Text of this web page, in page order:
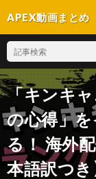
APEX動画まとめ
「キンキ
の心得」
る！ 海外
本語訳つ